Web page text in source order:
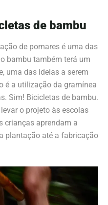
de bambu
de pomares é uma das
bambu também terá um
uma das ideias a serem
é a utilização da gramínea
Sim! Bicicletas de bambu.
o projeto às escolas
crianças aprendam a
plantação até a fabricação